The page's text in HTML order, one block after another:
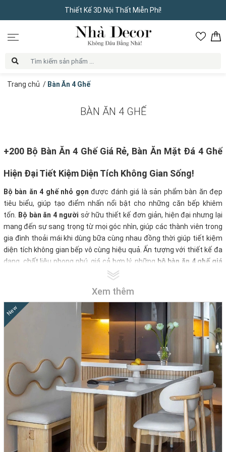
Thiết Kế 3D Nội Thất Miễn Phí!
Trang chủ / Bàn Ăn 4 Ghế
BÀN ĂN 4 GHẾ
+200 Bộ Bàn Ăn 4 Ghế Giá Rẻ, Bàn Ăn Mặt Đá 4 Ghế
Hiện Đại Tiết Kiệm Diện Tích Không Gian Sống!
Bộ bàn ăn 4 ghế nhỏ gọn được đánh giá là sản phẩm bàn ăn đẹp
tiêu biểu, giúp tạo điểm nhấn nổi bật cho những căn bếp khiêm
tốn.
Bộ bàn ăn 4 người sở hữu thiết kế đơn giản, hiện đại nhưng lại
mang đến sự sang trọng từ mọi góc nhìn, giúp các thành viên trong
gia đình thoải mái khi dùng bữa cùng nhau đồng thời giúp tiết kiệm
diện tích không gian bếp vô cùng hiệu quả. Ấn tượng với thiết kế đa
dạng, chất liệu phong phú, giá cả hợp lý, những bộ bàn ăn 4 ghế giá
sẽ giúp bạn có nhiều sự lựa chọn hơn cho
Tuy nhiên để có thể lựa chọn được mộtbộ bàn ghế ăn 4 ghế đẹplà
điều không hề dễ dàng. Bởi trên thị trường hiện nay có rất nhiều
mẫu mã
như: bàn ăn tròn 4 ghế, bàn ăn vuông 4 ghế,
bàn ăn mặt đá 4 ghế, bàn ăn gỗ 4 ghế, bàn ăn thông minh 4 ghế, bàn
ăn nhập khẩu 4 ghế,... Nếu bạn vẫn còn lo lắng thì hãy để Nội thất
Nhà Decor giúp bạn có được sự lựa chọn phù hơp nhất!
Xem thêm
New